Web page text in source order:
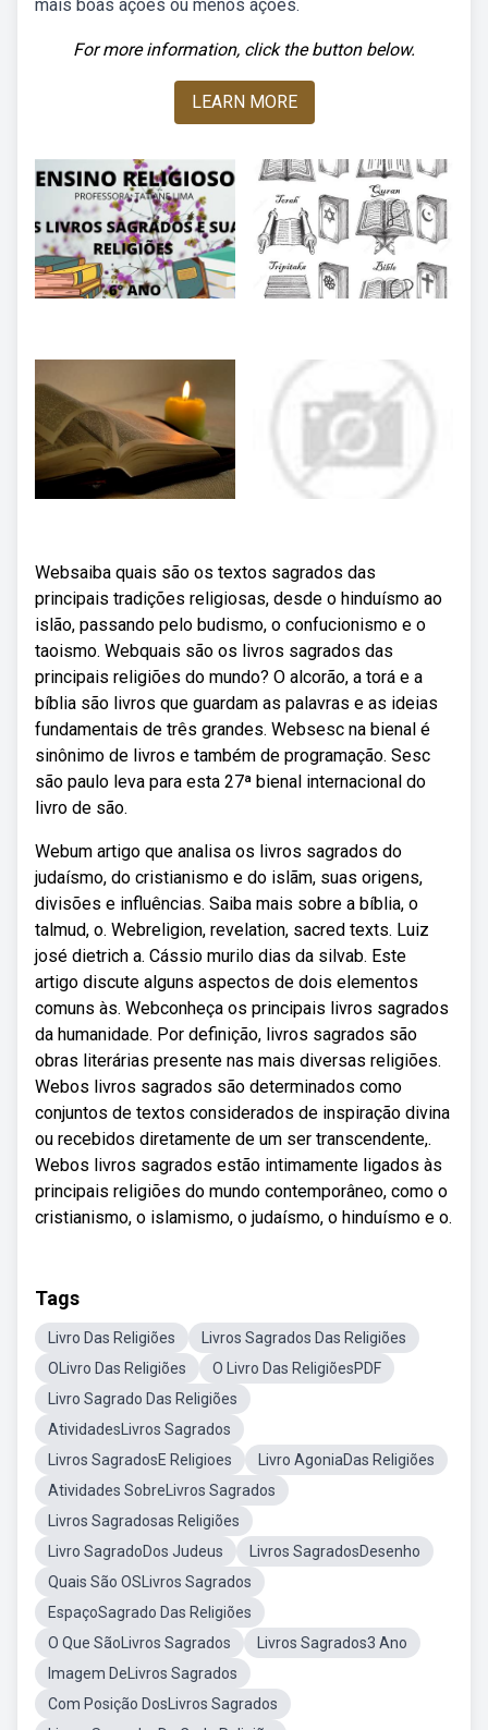
mais boas ações ou menos ações.
For more information, click the button below.
LEARN MORE
Websaiba quais são os textos sagrados das
principais tradições religiosas, desde o hinduísmo ao
islão, passando pelo budismo, o confucionismo e o
taoismo. Webquais são os livros sagrados das
principais religiões do mundo? O alcorão, a torá e a
bíblia são livros que guardam as palavras e as ideias
fundamentais de três grandes. Websesc na bienal é
sinônimo de livros e também de programação. Sesc
são paulo leva para esta 27ª bienal internacional do
livro de são.
Webum artigo que analisa os livros sagrados do
judaísmo, do cristianismo e do islãm, suas origens,
divisões e influências. Saiba mais sobre a bíblia, o
talmud, o. Webreligion, revelation, sacred texts. Luiz
josé dietrich a. Cássio murilo dias da silvab. Este
artigo discute alguns aspectos de dois elementos
comuns às. Webconheça os principais livros sagrados
da humanidade. Por definição, livros sagrados são
obras literárias presente nas mais diversas religiões.
Webos livros sagrados são determinados como
conjuntos de textos considerados de inspiração divina
ou recebidos diretamente de um ser transcendente,.
Webos livros sagrados estão intimamente ligados às
principais religiões do mundo contemporâneo, como o
cristianismo, o islamismo, o judaísmo, o hinduísmo e o.
Tags
Livro Das Religiões
Livros Sagrados Das Religiões
OLivro Das Religiões
O Livro Das ReligiõesPDF
Livro Sagrado Das Religiões
AtividadesLivros Sagrados
Livros SagradosE Religioes
Livro AgoniaDas Religiões
Atividades SobreLivros Sagrados
Livros Sagradosas Religiões
Livro SagradoDos Judeus
Livros SagradosDesenho
Quais São OSLivros Sagrados
EspaçoSagrado Das Religiões
O Que SãoLivros Sagrados
Livros Sagrados3 Ano
Imagem DeLivros Sagrados
Com Posição DosLivros Sagrados